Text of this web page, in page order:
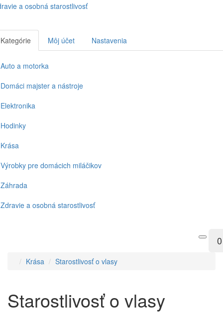
a osobná starostlivosť
Kategórie Môj účet Nastavenia
Auto a motorka
Domáci majster a nástroje
Elektronika
Hodinky
Krása
Výrobky pre domácich miláčikov
Záhrada
Zdravie a osobná starostlivosť
0
Krása Starostlivosť o vlasy
Starostlivosť o vlasy